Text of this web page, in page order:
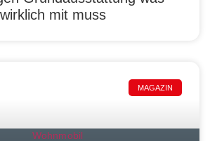
wirklich mit muss
MAGAZIN